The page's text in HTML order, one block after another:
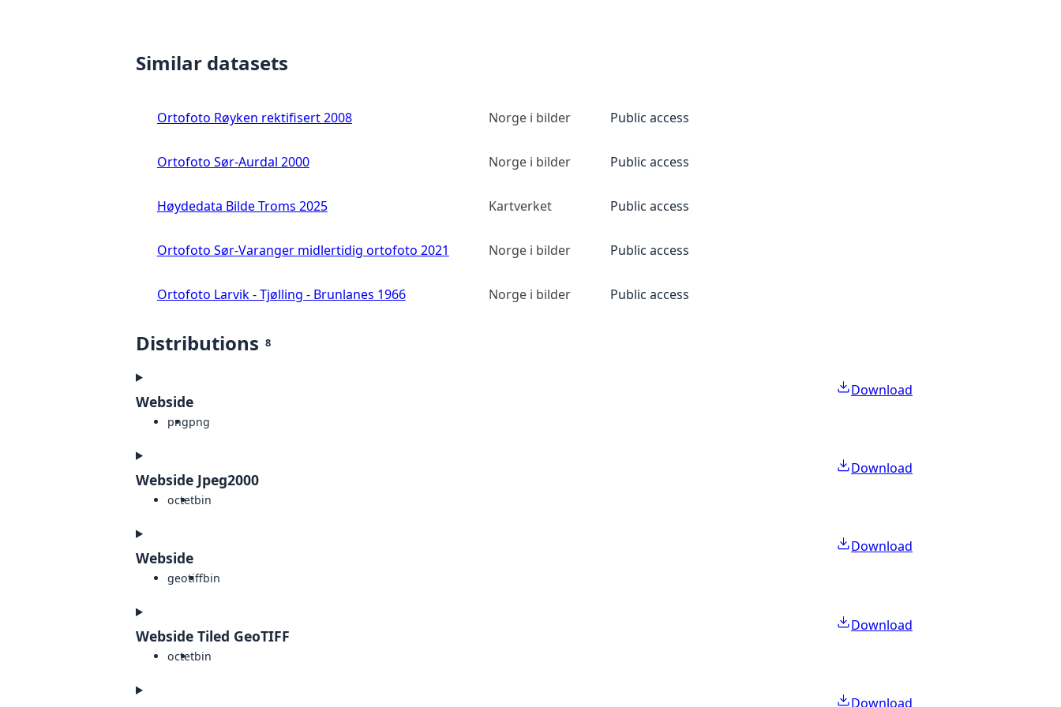
Similar datasets
Ortofoto Røyken rektifisert 2008 Norge i bilder Public access
Ortofoto Sør-Aurdal 2000 Norge i bilder Public access
Høydedata Bilde Troms 2025 Kartverket Public access
Ortofoto Sør-Varanger midlertidig ortofoto 2021 Norge i bilder Public access
Ortofoto Larvik - Tjølling - Brunlanes 1966 Norge i bilder Public access
Distributions 8
Webside
pngpng
Download
Webside Jpeg2000
octetbin
Download
Webside
geotiffbin
Download
Webside Tiled GeoTIFF
octetbin
Download
Download